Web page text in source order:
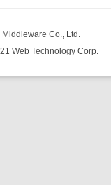
Co., Ltd.
Web Technology Corp.